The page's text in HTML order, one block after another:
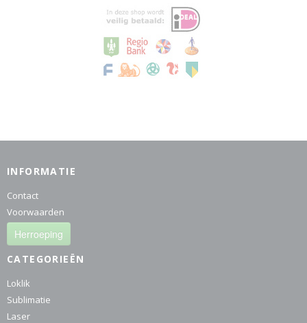
INFORMATIE
Contact
Voorwaarden
Herroeping
CATEGORIEËN
Loklik
Sublimatie
Laser